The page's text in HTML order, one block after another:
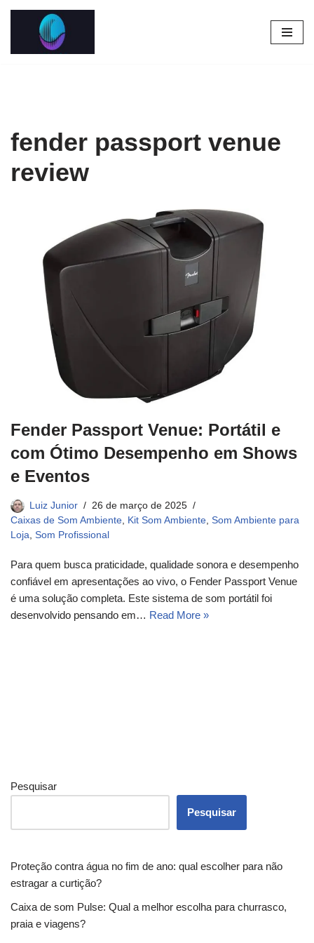
para
fender passport venue
review
Fender Passport Venue: Portátil e
com Ótimo Desempenho em Shows
e Eventos
Luiz Junior
26 de março de 2025
Caixas de Som Ambiente Kit Som Ambiente Som Ambiente para
Loja Som Profissional
Para quem busca praticidade, qualidade sonora e desempenho
confiável em apresentações ao vivo, o Fender Passport Venue
é uma solução completa. Este sistema de som portátil foi
desenvolvido pensando em… Read More »
Pesquisar
Pesquisar
Proteção contra água no fim de ano: qual escolher para não
estragar a curtição?
Caixa de som Pulse: Qual a melhor escolha para churrasco,
praia e viagens?